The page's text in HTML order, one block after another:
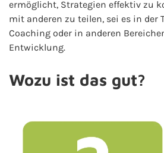
ermöglicht, Strategien effektiv zu
mit anderen zu teilen, sei es in der
Coaching oder in anderen
Entwicklung.
Wozu ist das gut?